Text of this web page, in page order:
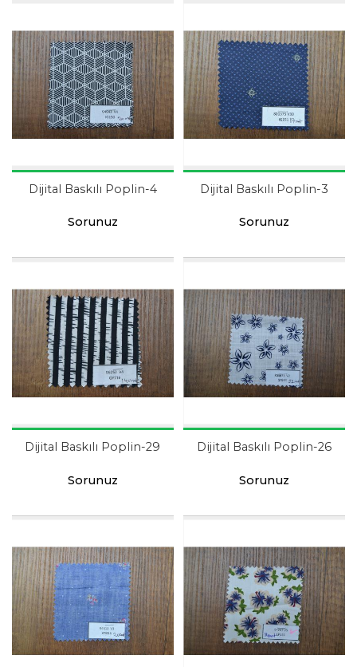
Dijital Baskılı Poplin-4
Sorunuz
Dijital Baskılı Poplin-3
Sorunuz
Dijital Baskılı Poplin-29
Sorunuz
Dijital Baskılı Poplin-26
Sorunuz